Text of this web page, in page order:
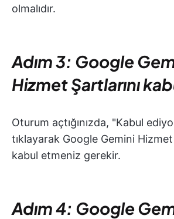
olmalıdır.
Adım 3: Google
Hizmet Şartlarını
Oturum açtığınızda, "Kabul
tıklayarak Google Gemini Hizmet
kabul etmeniz gerekir.
Adım 4: Google